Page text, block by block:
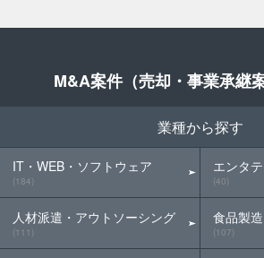
M&A案件（売却・事業承継
業種から探す
IT・WEB・ソフトウェア
(184)
人材派遣・アウトソーシング
(111)
エンタ
(40)
食品製
(107)